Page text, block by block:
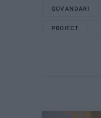
GOVANDARI
PROIECT